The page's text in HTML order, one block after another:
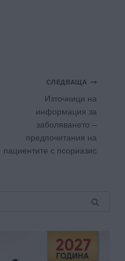
СЛЕДВАЩА
Източници на
информация за
заболяването –
предпочитания на
пациентите с псориазис